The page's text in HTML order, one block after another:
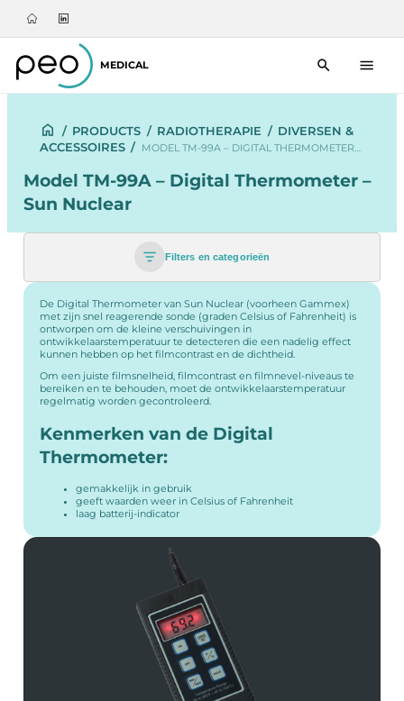
MEDICAL
/ PRODUCTS / RADIOTHERAPIE / DIVERSEN &
ACCESSOIRES / MODEL TM-99A – DIGITAL THERMOMETER…
Model TM-99A – Digital Thermometer –
Sun Nuclear
Filters en categorieën
De Digital Thermometer van Sun Nuclear (voorheen Gammex)
met zijn snel reagerende sonde (graden Celsius of Fahrenheit) is
ontworpen om de kleine verschuivingen in
ontwikkelaarstemperatuur te detecteren die een nadelig effect
kunnen hebben op het filmcontrast en de dichtheid.
Om een juiste filmsnelheid, filmcontrast en filmnevel-niveaus te
bereiken en te behouden, moet de ontwikkelaarstemperatuur
regelmatig worden gecontroleerd.
Kenmerken van de Digital
Thermometer:
gemakkelijk in gebruik
geeft waarden weer in Celsius of Fahrenheit
laag batterij-indicator